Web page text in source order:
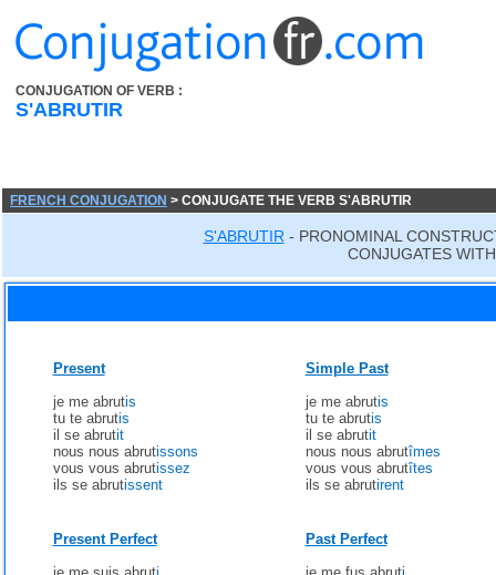
CONJUGATION OF VERB :
S'ABRUTIR
FRENCH CONJUGATION > CONJUGATE THE VERB S'ABRUTIR
S'ABRUTIR - PRONOMINAL
CONJUGATES
Present
je me abrutis
tu te abrutis
il se abrutit
nous nous abrutissons
vous vous abrutissez
ils se abrutissent
Simple Past
je me abrutis
tu te abrutis
il se abrutit
nous nous abrutîmes
vous vous abrutîtes
ils se abrutirent
Present Perfect
Past Perfect